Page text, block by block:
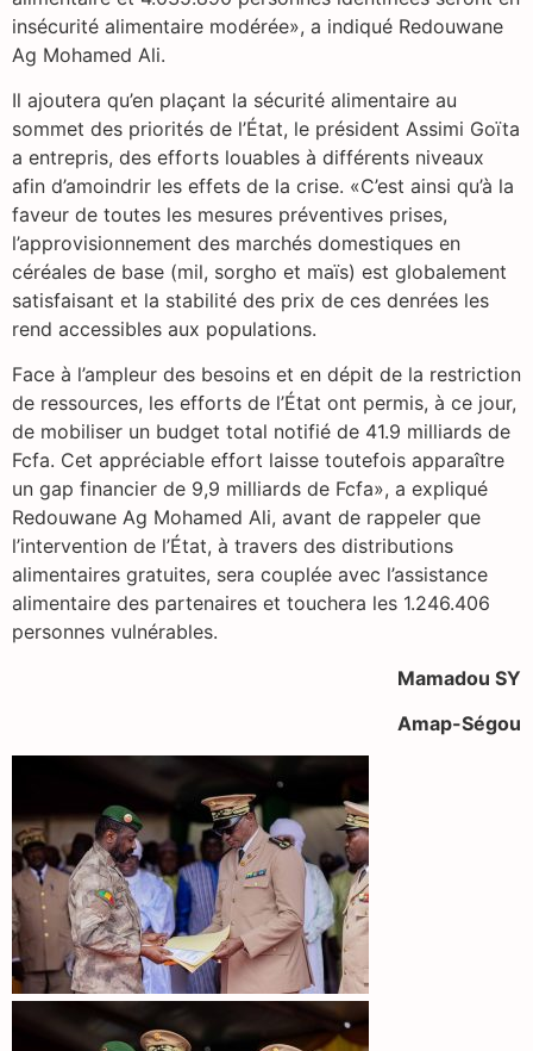
insécurité alimentaire modérée», a indiqué Redouwane
Ag Mohamed Ali.
Il ajoutera qu’en plaçant la sécurité alimentaire au
sommet des priorités de l’État, le président Assimi Goïta
a entrepris, des efforts louables à différents niveaux
afin d’amoindrir les effets de la crise. «C’est ainsi qu’à la
faveur de toutes les mesures préventives prises,
l’approvisionnement des marchés domestiques en
céréales de base (mil, sorgho et maïs) est globalement
satisfaisant et la stabilité des prix de ces denrées les
rend accessibles aux populations.
Face à l’ampleur des besoins et en dépit de la restriction
de ressources, les efforts de l’État ont permis, à ce jour,
de mobiliser un budget total notifié de 41.9 milliards de
Fcfa. Cet appréciable effort laisse toutefois apparaître
un gap financier de 9,9 milliards de Fcfa», a expliqué
Redouwane Ag Mohamed Ali, avant de rappeler que
l’intervention de l’État, à travers des distributions
alimentaires gratuites, sera couplée avec l’assistance
alimentaire des partenaires et touchera les 1.246.406
personnes vulnérables.
Mamadou SY
Amap-Ségou